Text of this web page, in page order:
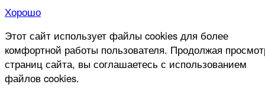
Хорошо
Этот сайт использует файлы cookies для более
комфортной работы пользователя. Продолжая
страниц сайта, вы соглашаетесь с использованием
файлов cookies.